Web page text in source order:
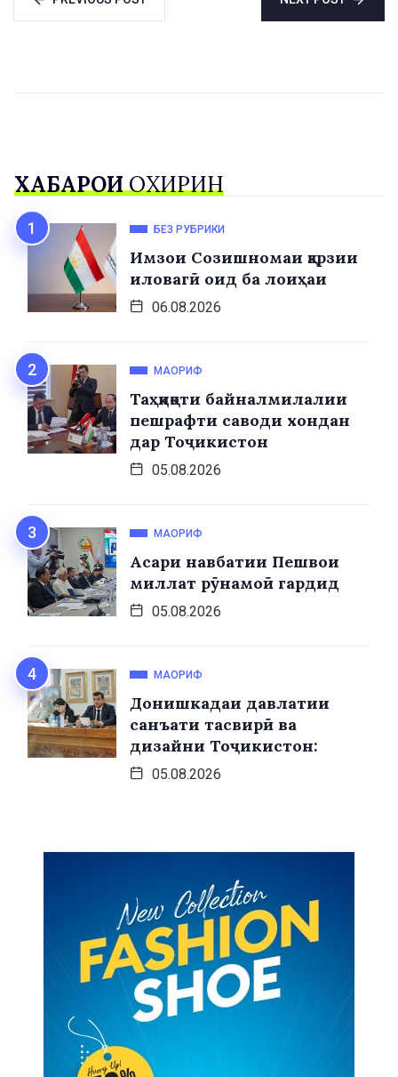
ХАБАРҲОИОХИРИН
БЕЗ РУБРИКИ
Имзои Созишномаи қарзии
иловагӣ оид ба лоиҳаи
06.08.2026
МАОРИФ
Таҳқиқоти байналмилалии
пешрафти саводи хондан
дар Тоҷикистон
05.08.2026
МАОРИФ
Асари навбатии Пешвои
миллат рӯнамоӣ гардид
05.08.2026
МАОРИФ
Донишкадаи давлатии
санъати тасвирӣ ва
дизайни Тоҷикистон:
05.08.2026